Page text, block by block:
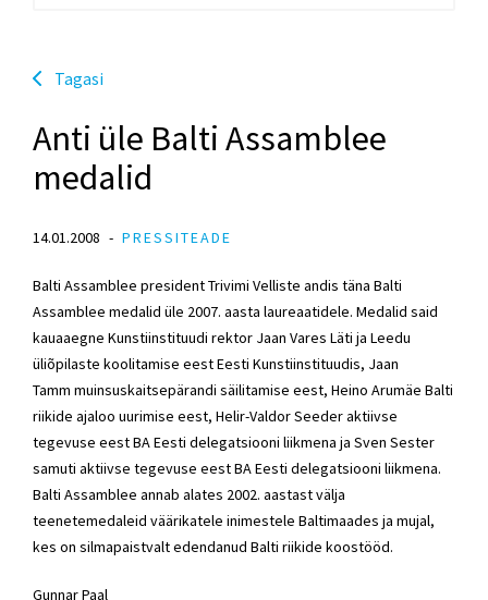
Tagasi
Anti üle Balti Assamblee
medalid
14.01.2008 PRESSITEADE
Balti Assamblee president Trivimi Velliste andis täna Balti
Assamblee medalid üle 2007. aasta laureaatidele. Medalid said
kauaaegne Kunstiinstituudi rektor Jaan Vares Läti ja Leedu
üliõpilaste koolitamise eest Eesti Kunstiinstituudis, Jaan
Tamm muinsuskaitsepärandi säilitamise eest, Heino Arumäe Balti
riikide ajaloo uurimise eest, Helir-Valdor Seeder aktiivse
tegevuse eest BA Eesti delegatsiooni liikmena ja Sven Sester
samuti aktiivse tegevuse eest BA Eesti delegatsiooni liikmena.
Balti Assamblee annab alates 2002. aastast välja
teenetemedaleid väärikatele inimestele Baltimaades ja mujal,
kes on silmapaistvalt edendanud Balti riikide koostööd.
Gunnar Paal